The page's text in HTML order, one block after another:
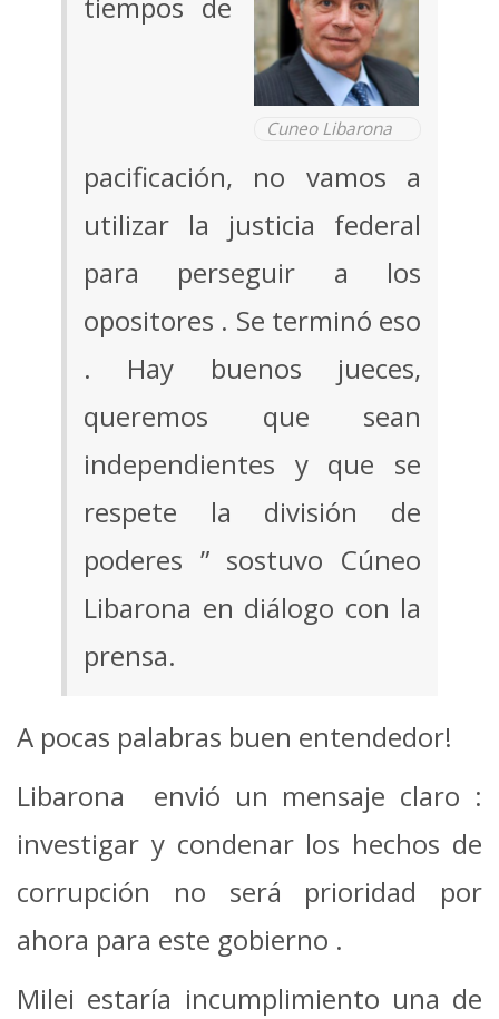
Cuneo Libarona
pacificación, no vamos a
utilizar la justicia federal
para perseguir a los
opositores . Se terminó eso
. Hay buenos jueces,
queremos que sean
independientes y que se
respete la división de
poderes ” sostuvo Cúneo
Libarona en diálogo con la
prensa.
A pocas palabras buen entendedor!
Libarona envió un mensaje claro :
investigar y condenar los hechos de
corrupción no será prioridad por
ahora para este gobierno .
Milei estaría incumplimiento una de